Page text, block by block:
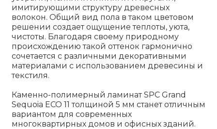
имитирующими структуру древесных
волокон. Общий вид пола в таком цветовом
решении создает ощущение теплоты, уюта,
чистоты. Благодаря своему природному
происхождению такой оттенок гармонично
сочетается с различными декоративными
материалами с использованием древесины и
текстиля.
Каменно-полимерный ламинат SPC Grand
Sequoia ECO 11 толщиной 5 мм станет отличным
вариантом для современных
многоквартирных домов и офисных зданий.